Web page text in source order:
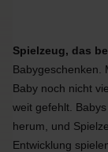
Spielzeug, das
Babygeschenken.
Baby noch nicht
weit gefehlt.
herum, und
Entwicklung